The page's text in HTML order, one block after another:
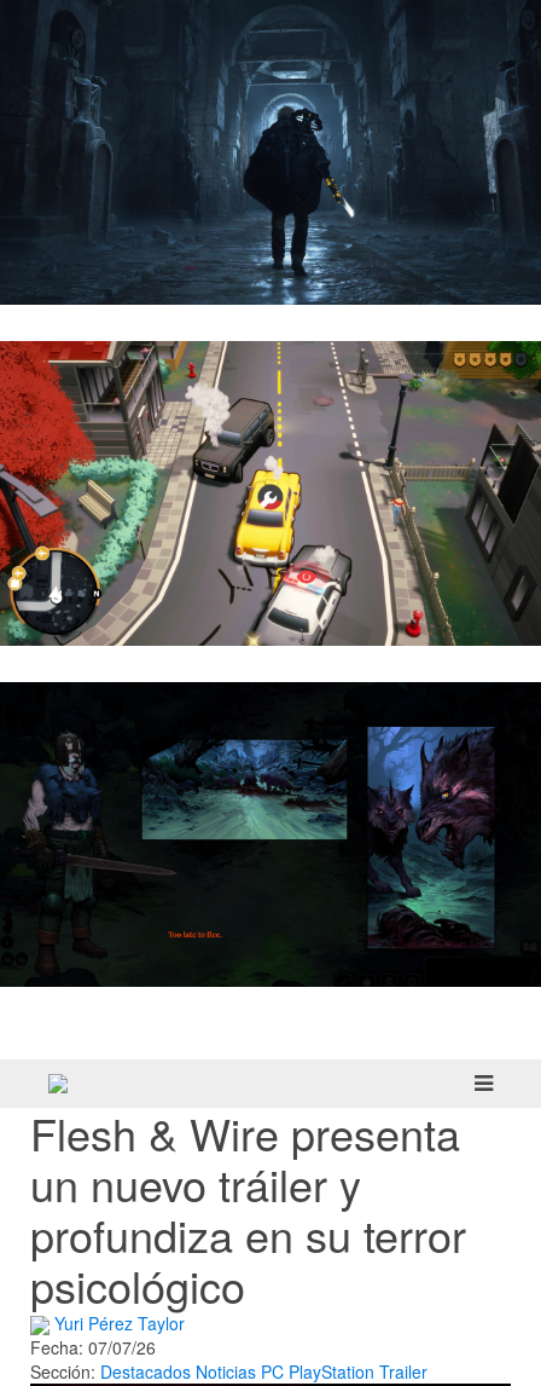
Flesh & Wire presenta
un nuevo tráiler y
profundiza en su terror
psicológico
Yuri Pérez Taylor
Fecha: 07/07/26
Sección: Destacados Noticias PC PlayStation Trailer